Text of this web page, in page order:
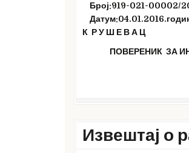
Број:919-021-00002/
Датум:04.01.2016
К Р У Ш Е В А Ц
ПОВЕРЕНИК ЗА
Извештај о